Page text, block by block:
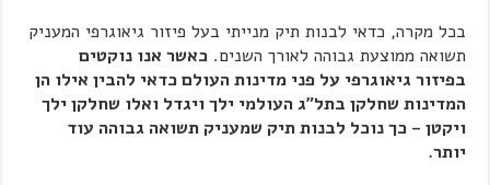
בכל מקרה, כדאי לבנות תיק מנייתי בעל פיזור גיאוגרפי המעניק
תשואה ממוצעת גבוהה לאורך השנים.כאשר אנו נוקטים
בפיזור גיאוגרפי על פני מדינות העולם כדאי להבין אילו הן
המדינות שחלקן בתל"ג העולמי ילך ויגדל ואלו שחלקן ילך
ויקטן – כך נוכל לבנות תיק שמעניק תשואה גבוהה עוד
יותר.